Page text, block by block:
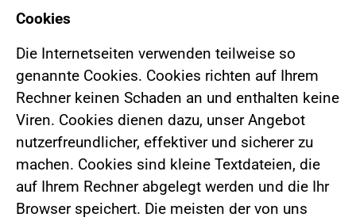
Cookies
Die Internetseiten verwenden teilweise so
genannte Cookies. Cookies richten auf Ihrem
Rechner keinen Schaden an und enthalten keine
Viren. Cookies dienen dazu, unser Angebot
nutzerfreundlicher, effektiver und sicherer zu
machen. Cookies sind kleine Textdateien, die
auf Ihrem Rechner abgelegt werden und die Ihr
Browser speichert. Die meisten der von uns